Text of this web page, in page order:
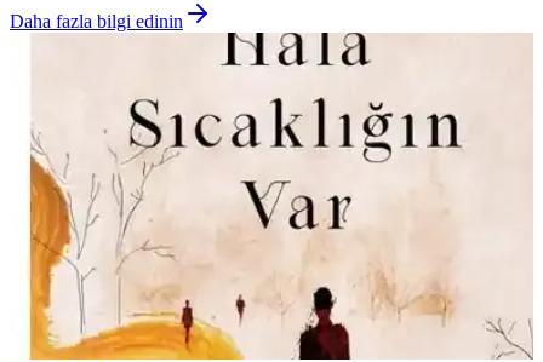
Daha fazla bilgi edinin